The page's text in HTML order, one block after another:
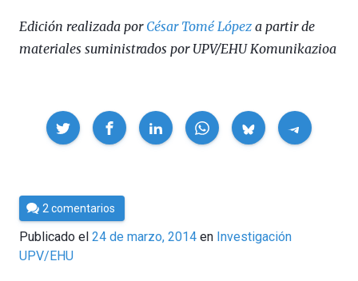
Edición realizada por César Tomé López a partir de
materiales suministrados por UPV/EHU Komunikazioa
Compartir
Por
César
Tomé
2 comentarios
Publicado el 24 de marzo, 2014 en Investigación
UPV/EHU